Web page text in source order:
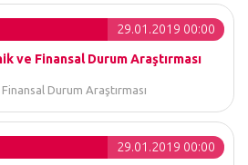
29.01.2019 00:00
ve Finansal Durum Araştırması
Durum Araştırması
29.01.2019 00:00